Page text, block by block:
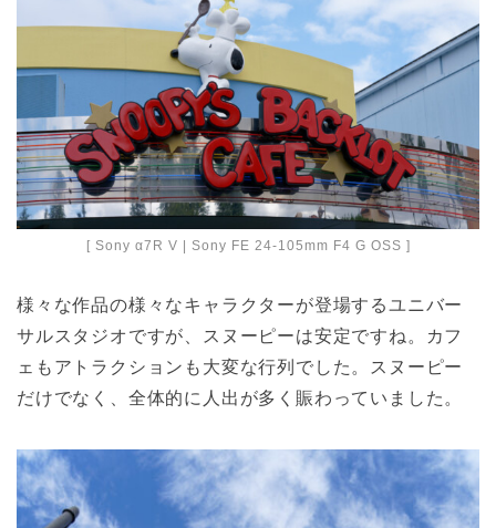
[ Sony α7R V | Sony FE 24-105mm F4 G OSS ]
様々な作品の様々なキャラクターが登場するユニバー
サルスタジオですが、スヌーピーは安定ですね。カフ
ェもアトラクションも大変な行列でした。スヌーピー
だけでなく、全体的に人出が多く賑わっていました。